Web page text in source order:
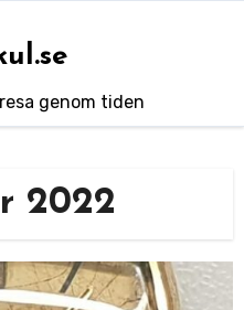
genom tiden
2022